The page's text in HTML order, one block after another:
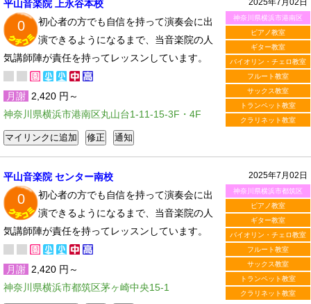
神奈川県横浜市港南区
ピアノ教室
ギター教室
バイオリン・チェロ教室
フルート教室
サックス教室
トランペット教室
クラリネット教室
平山音楽院 上永谷本校
0
初心者の方でも自信を持って演奏会に出
演できるようになるまで、当音楽院の人
気講師陣が責任を持ってレッスンしています。
月謝 2,420 円～
神奈川県横浜市港南区丸山台1-11-15-3F・4F
2025年7月02日
神奈川県横浜市都筑区
ピアノ教室
ギター教室
バイオリン・チェロ教室
フルート教室
サックス教室
トランペット教室
クラリネット教室
平山音楽院 センター南校
0
初心者の方でも自信を持って演奏会に出
演できるようになるまで、当音楽院の人
気講師陣が責任を持ってレッスンしています。
月謝 2,420 円～
神奈川県横浜市都筑区茅ヶ崎中央15-1